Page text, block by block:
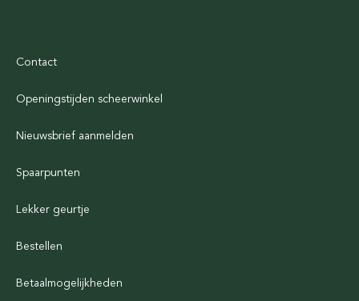
Contact
Openingstijden scheerwinkel
Nieuwsbrief aanmelden
Spaarpunten
Lekker geurtje
Bestellen
Betaalmogelijkheden